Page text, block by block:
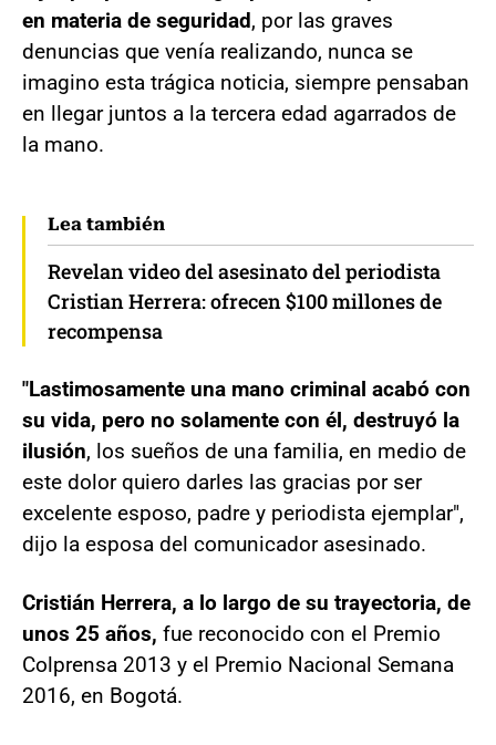
en materia de seguridad, por las graves
denuncias que venía realizando, nunca se
imagino esta trágica noticia, siempre pensaban
en llegar juntos a la tercera edad agarrados de
la mano.
Lea también
Revelan video del asesinato del periodista
Cristian Herrera: ofrecen $100 millones de
recompensa
"Lastimosamente una mano criminal acabó con
su vida, pero no solamente con él, destruyó la
ilusión, los sueños de una familia, en medio de
este dolor quiero darles las gracias por ser
excelente esposo, padre y periodista ejemplar",
dijo la esposa del comunicador asesinado.
Cristián Herrera, a lo largo de su trayectoria, de
unos 25 años, fue reconocido con el Premio
Colprensa 2013 y el Premio Nacional Semana
2016, en Bogotá.